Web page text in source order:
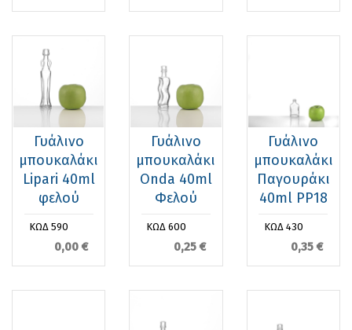
Γυάλινο
μπουκαλάκι
Lipari 40ml
φελού
ΚΩΔ 590
0,00 €
Γυάλινο
μπουκαλάκι
Onda 40ml
Φελού
ΚΩΔ 600
0,25 €
Γυάλινο
μπουκαλάκι
Παγουράκι
40ml PP18
ΚΩΔ 430
0,35 €